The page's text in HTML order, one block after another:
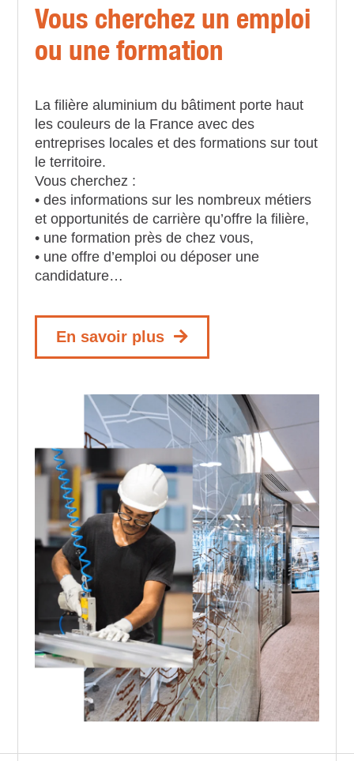
Vous cherchez un emploi
ou une formation
La filière aluminium du bâtiment porte haut
les couleurs de la France avec des
entreprises locales et des formations sur tout
le territoire.
Vous cherchez :
• des informations sur les nombreux métiers
et opportunités de carrière qu’offre la filière,
• une formation près de chez vous,
• une offre d’emploi ou déposer une
candidature…
En savoir plus